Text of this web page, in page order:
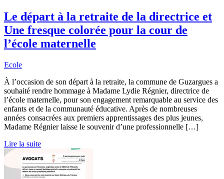
Le départ à la retraite de la directrice et
Une fresque colorée pour la cour de
l’école maternelle
Ecole
À l’occasion de son départ à la retraite, la commune de Guzargues a
souhaité rendre hommage à Madame Lydie Régnier, directrice de
l’école maternelle, pour son engagement remarquable au service des
enfants et de la communauté éducative. Après de nombreuses
années consacrées aux premiers apprentissages des plus jeunes,
Madame Régnier laisse le souvenir d’une professionnelle […]
Lire la suite